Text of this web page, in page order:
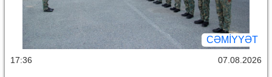
CƏMİYYƏT
17:36 07.08.2026